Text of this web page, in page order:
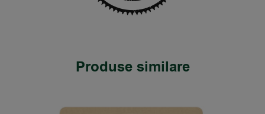
Produse similare